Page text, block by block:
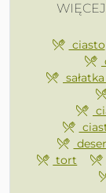
ciasto
tort